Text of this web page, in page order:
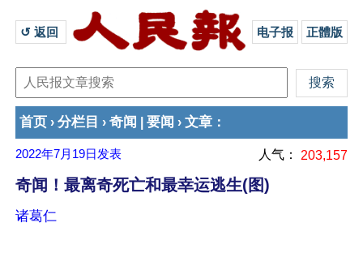
↺ 返回 电子报 正體版
首页 › 分栏目 › 奇闻 要闻 › 文章 ：
2022年7月19日 发表 人气： 203,157
奇闻！最离奇死亡和最幸运逃生(图)
诸葛仁